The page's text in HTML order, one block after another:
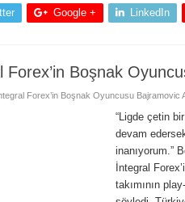
Google + LinkedIn
Boşnak
Forex’in Boşnak Oyuncusu Bajramovic
“Ligde çetin
devam
inanıyorum.”
İntegral
takımının